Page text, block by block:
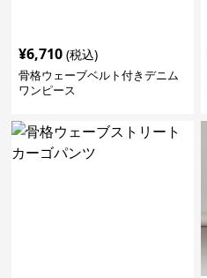
¥6,710 (税込)
骨格ウェーブベルト付きデニム
ワンピース